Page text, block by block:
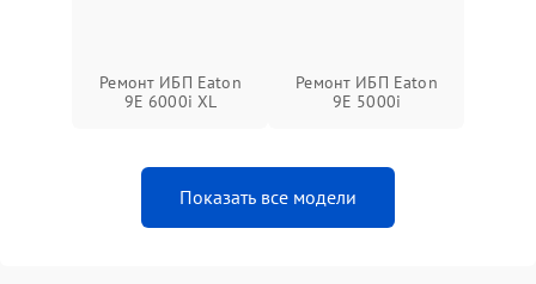
Ремонт ИБП Eaton
9E 6000i XL
Ремонт ИБП Eaton
9E 5000i
Показать все модели